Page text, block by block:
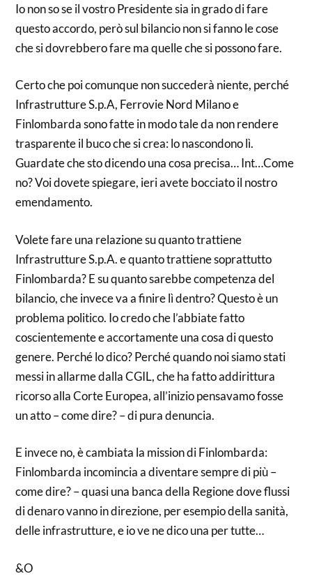
Io non so se il vostro Presidente sia in grado di fare
questo accordo, però sul bilancio non si fanno le cose
che si dovrebbero fare ma quelle che si possono fare.
Certo che poi comunque non succederà niente, perché
Infrastrutture S.p.A, Ferrovie Nord Milano e
Finlombarda sono fatte in modo tale da non rendere
trasparente il buco che si crea: lo nascondono lì.
Guardate che sto dicendo una cosa precisa… Int…Come
no? Voi dovete spiegare, ieri avete bocciato il nostro
emendamento.
Volete fare una relazione su quanto trattiene
Infrastrutture S.p.A. e quanto trattiene soprattutto
Finlombarda? E su quanto sarebbe competenza del
bilancio, che invece va a finire lì dentro? Questo è un
problema politico. Io credo che l’abbiate fatto
coscientemente e accortamente una cosa di questo
genere. Perché lo dico? Perché quando noi siamo stati
messi in allarme dalla CGIL, che ha fatto addirittura
ricorso alla Corte Europea, all’inizio pensavamo fosse
un atto – come dire? – di pura denuncia.
E invece no, è cambiata la mission di Finlombarda:
Finlombarda incomincia a diventare sempre di più –
come dire? – quasi una banca della Regione dove flussi
di denaro vanno in direzione, per esempio della sanità,
delle infrastrutture, e io ve ne dico una per tutte…
&O